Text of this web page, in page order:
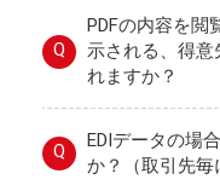
Q
PDFの内容を閲
示される、得意
れますか？
Q
EDIデータの場
か？（取引先毎